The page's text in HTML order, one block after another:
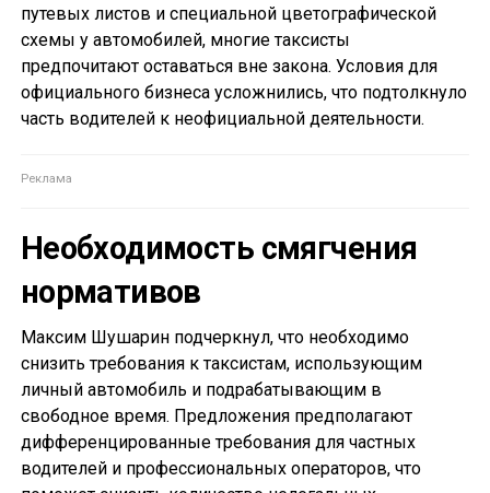
путевых листов и специальной цветографической
схемы у автомобилей, многие таксисты
предпочитают оставаться вне закона. Условия для
официального бизнеса усложнились, что подтолкнуло
часть водителей к неофициальной деятельности.
Необходимость смягчения
нормативов
Максим Шушарин подчеркнул, что необходимо
снизить требования к таксистам, использующим
личный автомобиль и подрабатывающим в
свободное время. Предложения предполагают
дифференцированные требования для частных
водителей и профессиональных операторов, что